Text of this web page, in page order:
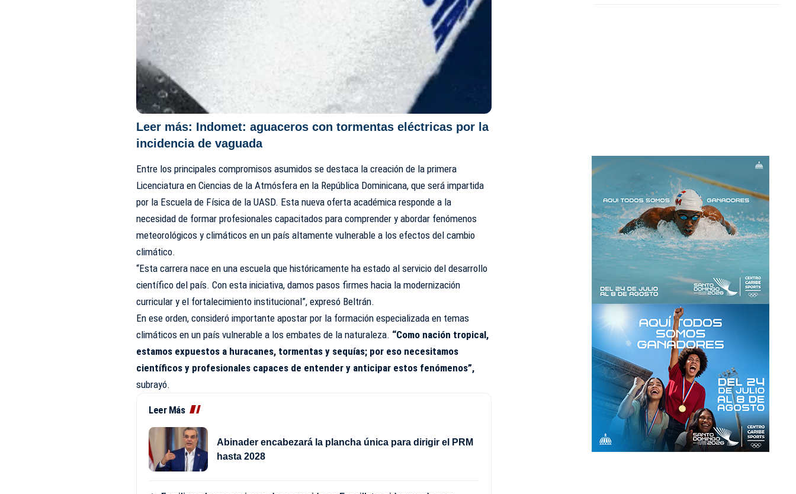
Leer más: Indomet: aguaceros con tormentas eléctricas por la
incidencia de vaguada
Entre los principales compromisos asumidos se destaca la creación de la primera
Licenciatura en Ciencias de la Atmósfera en la República Dominicana, que será impartida
por la Escuela de Física de la UASD. Esta nueva oferta académica responde a la
necesidad de formar profesionales capacitados para comprender y abordar fenómenos
meteorológicos y climáticos en un país altamente vulnerable a los efectos del cambio
climático.
“Esta carrera nace en una escuela que históricamente ha estado al servicio del desarrollo
científico del país. Con esta iniciativa, damos pasos firmes hacia la modernización
curricular y el fortalecimiento institucional”, expresó Beltrán.
En ese orden, consideró importante apostar por la formación especializada en temas
climáticos en un país vulnerable a los embates de la naturaleza. “Como nación tropical,
estamos expuestos a huracanes, tormentas y sequías; por eso necesitamos
científicos y profesionales capaces de entender y anticipar estos fenómenos”,
subrayó.
Leer Más
Abinader encabezará la plancha única para dirigir el PRM
hasta 2028